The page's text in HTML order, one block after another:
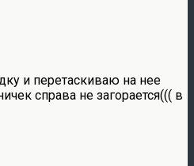
и перетаскиваю на нее
справа не загорается((( в